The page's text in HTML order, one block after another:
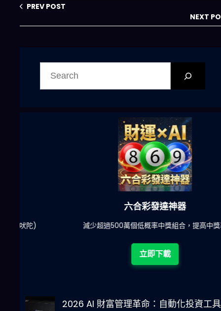
PREV POST
NEXT
六合彩發達神器
減少超過500萬個低概率中獎組合，提高中獎率
立即下載
2026 AI 財富管理革命：自動化投資工